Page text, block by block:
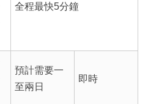
全程最快5分鐘
預計需要一
至兩日
即時